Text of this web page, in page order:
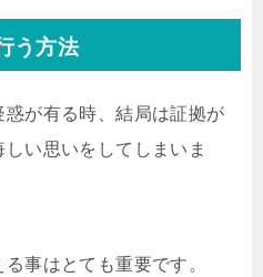
う方法
が有る時、結局は証拠が
い思いをしてしまいま
事はとても重要です。